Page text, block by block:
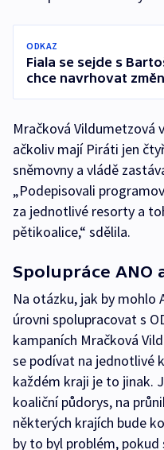
ODKAZ
Fiala se sejde s
chce navrhovat
Mračková Vildumetzová
ačkoliv mají Piráti jen
sněmovny a vládě
„Podepisovali
za jednotlivé resorty a
pětikoalice,“ sdělila.
Spolupráce ANO
Na otázku, jak by mohlo
úrovni spolupracovat s
kampaních Mračková
se podívat na jednotlivé
každém kraji je to jinak.
koaliční půdorys, na
některých krajích bude
by to byl problém,